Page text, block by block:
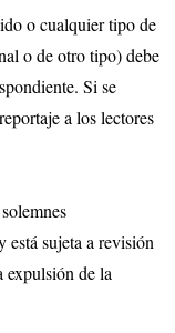
o cualquier tipo de
o de otro tipo) debe
Si se
a los lectores
está sujeta a revisión
expulsión de la